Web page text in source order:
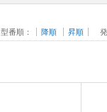
型番順： 降順 昇順